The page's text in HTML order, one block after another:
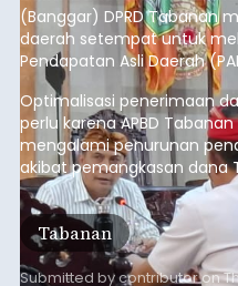
(Banggar) DPRD Tabanan
daerah setempat untuk
Pendapatan Asli Daerah
anggaran 2027.
Optimalisasi penerimaan
perlu karena APBD
mengalami penurunan
akibat pemangkasan dana
Daerah (TKD) dari
Tabanan
Submitted bycontributoron